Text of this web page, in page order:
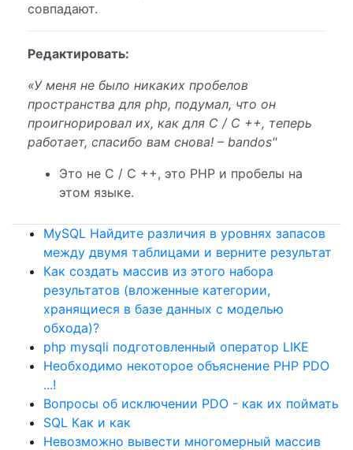
совпадают.
Редактировать:
«У меня не было никаких пробелов
пространства для php, подумал, что он
проигнорировал их, как для C / C ++, теперь
работает, спасибо вам снова! – bandos"
Это не C / C ++, это PHP и пробелы на
этом языке.
MySQL Найдите различия в уровнях запасов
между двумя таблицами и верните результат
Как создать массив из этого набора
результатов (вложенные категории,
хранящиеся в базе данных с моделью
обхода)?
php mysqli подготовленный оператор LIKE
Необходимо некоторое объяснение PHP PDO
...!
Вопросы об исключении PDO - как их поймать
SQL Как и как
Невозможно вывести многомерный массив